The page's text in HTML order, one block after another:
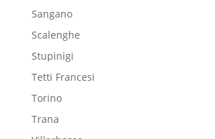
Sangano
Scalenghe
Stupinigi
Tetti Francesi
Torino
Trana